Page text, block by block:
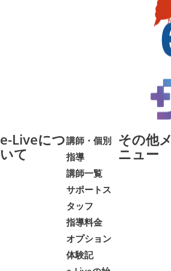
e-Liveにつ
いて
講師・個別
指導
講師一覧
サポートス
タッフ
指導料金
オプション
体験記
その他メ
ニュー